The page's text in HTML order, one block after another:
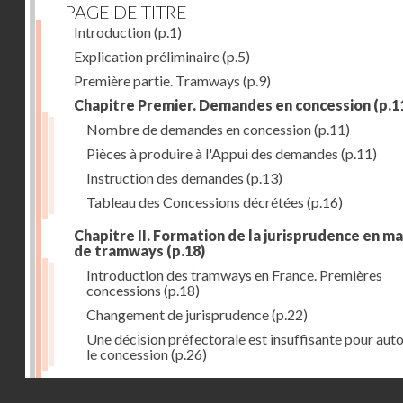
PAGE DE TITRE
Introduction(p.1)
Explication préliminaire(p.5)
Première partie. Tramways (p.9)
Chapitre Premier. Demandes en concession
Nombre de demandes en concession(p.11)
Pièces à produire à l'Appui des demandes (p.11)
Instruction des demandes (p.13)
Tableau des Concessions décrétées (p.16)
Chapitre II. Formation de la jurisprudence en
de tramways (p.18)
Introduction des tramways en France. Premières
concessions (p.18)
Changement de jurisprudence(p.22)
Une décision préfectorale est insuffisante pour
le concession(p.26)